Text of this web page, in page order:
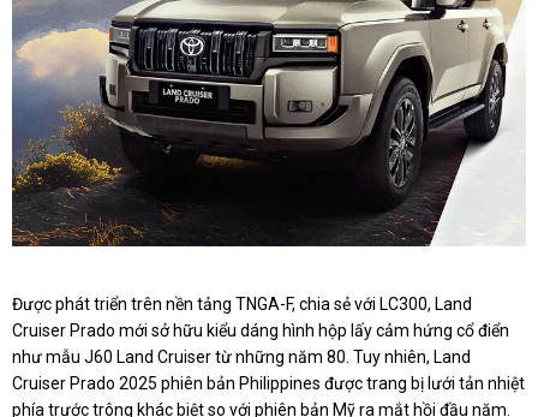
Được phát triển trên nền tảng TNGA-F, chia sẻ với LC300, Land
Cruiser Prado mới sở hữu kiểu dáng hình hộp lấy cảm hứng cổ điển
như mẫu J60 Land Cruiser từ những năm 80. Tuy nhiên, Land
Cruiser Prado 2025 phiên bản Philippines được trang bị lưới tản nhiệt
phía trước trông khác biệt so với phiên bản Mỹ ra mắt hồi đầu năm.